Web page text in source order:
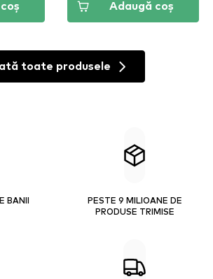
Adaugă coș
toate produsele
BANII
PESTE 9 MILIOANE DE
PRODUSE TRIMISE